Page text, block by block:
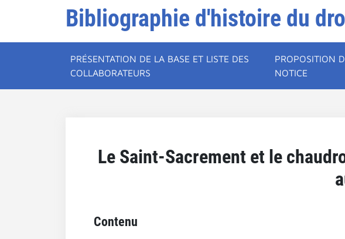
Bibliographie d'histoire du
PRÉSENTATION DE LA BASE ET LISTE DES
COLLABORATEURS
PROPOSITION
NOTICE
Le Saint-Sacrement et le
Contenu